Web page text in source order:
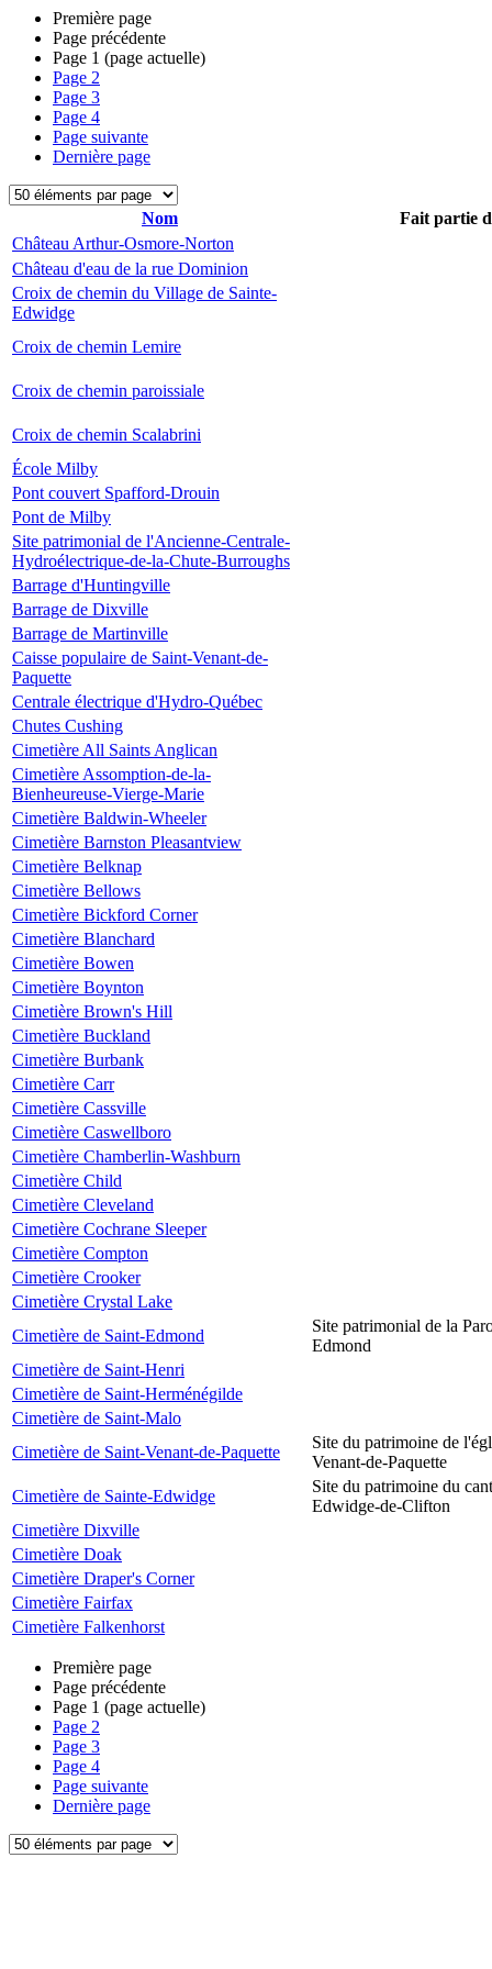
Première page
Page précédente
Page 1 (page actuelle)
Page 2
Page 3
Page 4
Page suivante
Dernière page
Nom
Fait partie
Château Arthur-Osmore-Norton
Château d'eau de la rue Dominion
Croix de chemin du Village de Sainte-
Edwidge
Croix de chemin Lemire
Croix de chemin paroissiale
Croix de chemin Scalabrini
École Milby
Pont couvert Spafford-Drouin
Pont de Milby
Site patrimonial de l'Ancienne-Centrale-
Hydroélectrique-de-la-Chute-Burroughs
Barrage d'Huntingville
Barrage de Dixville
Barrage de Martinville
Caisse populaire de Saint-Venant-de-
Paquette
Centrale électrique d'Hydro-Québec
Chutes Cushing
Cimetière All Saints Anglican
Cimetière Assomption-de-la-
Bienheureuse-Vierge-Marie
Cimetière Baldwin-Wheeler
Cimetière Barnston Pleasantview
Cimetière Belknap
Cimetière Bellows
Cimetière Bickford Corner
Cimetière Blanchard
Cimetière Bowen
Cimetière Boynton
Cimetière Brown's Hill
Cimetière Buckland
Cimetière Burbank
Cimetière Carr
Cimetière Cassville
Cimetière Caswellboro
Cimetière Chamberlin-Washburn
Cimetière Child
Cimetière Cleveland
Cimetière Cochrane Sleeper
Cimetière Compton
Cimetière Crooker
Cimetière Crystal Lake
Cimetière de Saint-Edmond
Site patrimonial de la
Edmond
Cimetière de Saint-Henri
Cimetière de Saint-Herménégilde
Cimetière de Saint-Malo
Cimetière de Saint-Venant-de-Paquette
Site du patrimoine de
Venant-de-Paquette
Cimetière de Sainte-Edwidge
Site du patrimoine du
Edwidge-de-Clifton
Cimetière Dixville
Cimetière Doak
Cimetière Draper's Corner
Cimetière Fairfax
Cimetière Falkenhorst
Première page
Page précédente
Page 1 (page actuelle)
Page 2
Page 3
Page 4
Page suivante
Dernière page